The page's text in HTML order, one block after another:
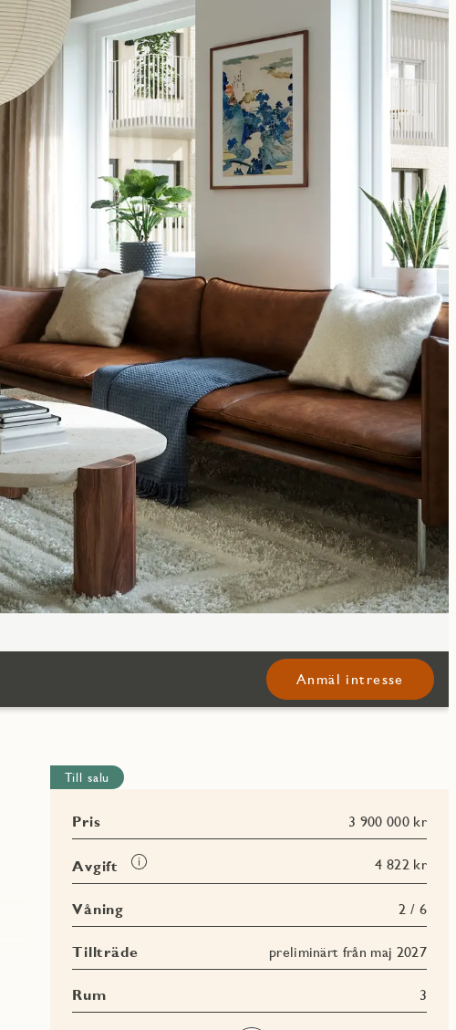
Anmäl intresse
Till salu
Pris 3 900 000 kr
Avgift
Läs
mer
4 822 kr
Våning 2 / 6
Tillträde preliminärt från maj 2027
Rum 3